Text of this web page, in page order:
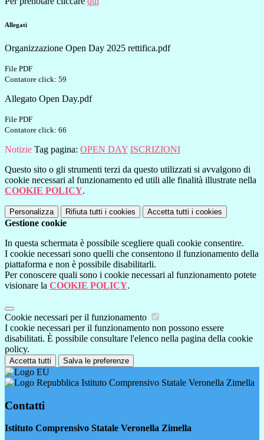
Allegati
Organizzazione Open Day 2025 rettifica.pdf
File PDF
Contatore click: 59
Allegato Open Day.pdf
File PDF
Contatore click: 66
Notizie Tag pagina: OPEN DAY ISCRIZIONI
Questo sito o gli strumenti terzi da questo utilizzati si avvalgono di
cookie necessari al funzionamento ed utili alle finalità illustrate nella
COOKIE POLICY.
Personalizza Rifiuta tutti i cookies Accetta tutti i cookies
Gestione cookie
In questa schermata è possibile scegliere quali cookie consentire.
I cookie necessari sono quelli che consentono il funzionamento della
piattaforma e non è possibile disabilitarli.
Per conoscere quali sono i cookie necessari al funzionamento potete
visionare la COOKIE POLICY.
Cookie necessari per il funzionamento
I cookie necessari per il funzionamento non possono essere
disabilitati. È possibile consultare l'elenco nella pagina della cookie
policy.
Accetta tutti Salva le preferenze
Istituto Comprensivo Statale Veronella Zimella
Contatti
Istituto Comprensivo Statale Veronella Zimella